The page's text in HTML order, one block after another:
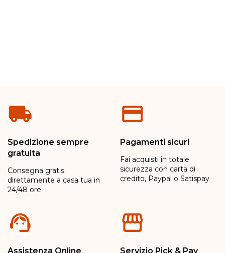
Spedizione sempre
gratuita
Consegna gratis
direttamente a casa tua in
24/48 ore
Pagamenti sicuri
Fai acquisti in totale
sicurezza con carta di
credito, Paypal o Satispay
Assistenza Online Servizio Pick & Pay